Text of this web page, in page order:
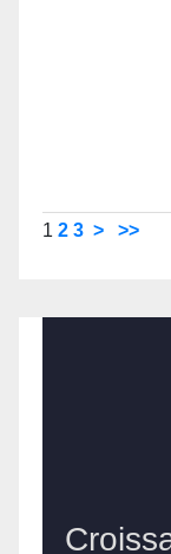
1 2 3 > >>